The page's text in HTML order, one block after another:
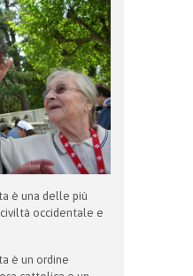
è una delle più
occidentale e
è un ordine